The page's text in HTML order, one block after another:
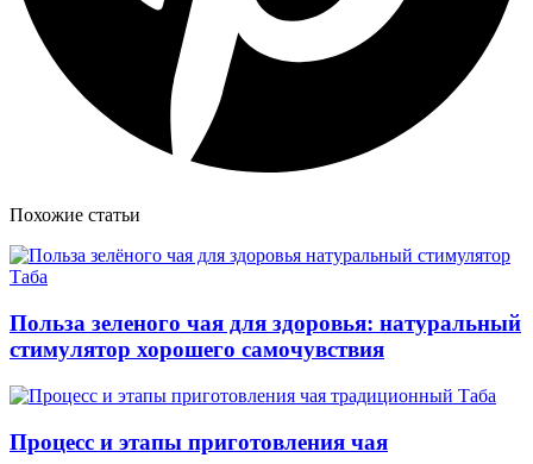
Похожие статьи
Польза зеленого чая для здоровья: натуральный
стимулятор хорошего самочувствия
Процесс и этапы приготовления чая